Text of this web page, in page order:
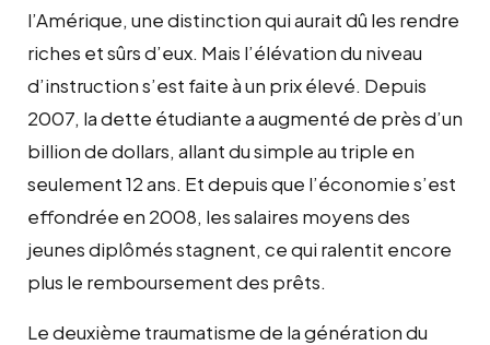
l’Amérique, une distinction qui aurait dû les rendre
riches et sûrs d’eux. Mais l’élévation du niveau
d’instruction s’est faite à un prix élevé. Depuis
2007, la dette étudiante a augmenté de près d’un
billion de dollars, allant du simple au triple en
seulement 12 ans. Et depuis que l’économie s’est
effondrée en 2008, les salaires moyens des
jeunes diplômés stagnent, ce qui ralentit encore
plus le remboursement des prêts.
Le deuxième traumatisme de la génération du